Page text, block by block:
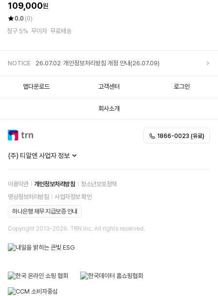
109,000원
0.0 (0)
청구 5% 무이자 무료배송
NOTICE 26.07.02 개인정보처리방침 개정 안내(26.07.09)
앱다운로드 고객센터 로그인
회사소개
(주) 티알엔 사업자 정보
이용약관 개인정보처리방침
청소년보호정책
영상정보처리방침
사업자정보 확인
하나은행 채무 지급보증 안내
Copyright 2013-2026. TRN Inc. All rights reserved.
1866-0023 (유료)